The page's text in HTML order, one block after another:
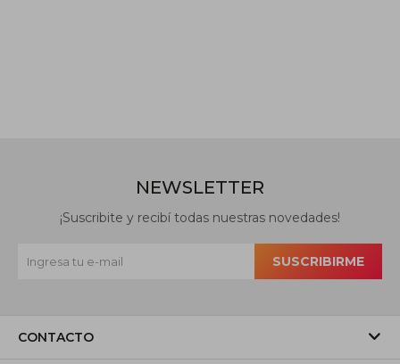
CONTACTO
NEWSLETTER
¡Suscribite y recibí todas nuestras novedades!
SUSCRIBIRME